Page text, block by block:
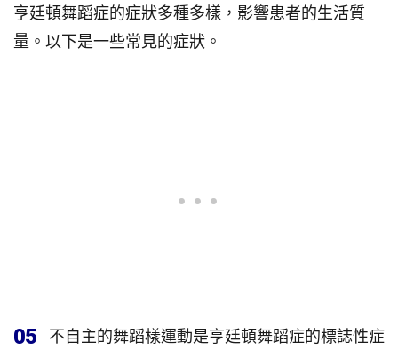
亨廷頓舞蹈症的症狀多種多樣，影響患者的生活質
量。以下是一些常見的症狀。
05
不自主的舞蹈樣運動是亨廷頓舞蹈症的標誌性症